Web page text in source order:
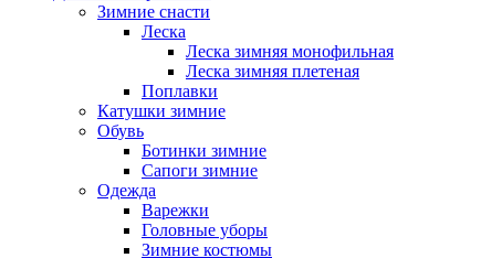
Зимние снасти
Леска
Леска зимняя монофильная
Леска зимняя плетеная
Поплавки
Катушки зимние
Обувь
Ботинки зимние
Сапоги зимние
Одежда
Варежки
Головные уборы
Зимние костюмы